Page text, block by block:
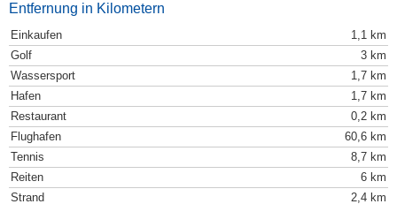
Entfernung in Kilometern
Einkaufen
1,1 km
Golf
3 km
Wassersport
1,7 km
Hafen
1,7 km
Restaurant
0,2 km
Flughafen
60,6 km
Tennis
8,7 km
Reiten
6 km
Strand
2,4 km